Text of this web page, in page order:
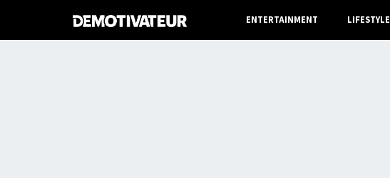
ENTERTAINMENT LIFESTYLE